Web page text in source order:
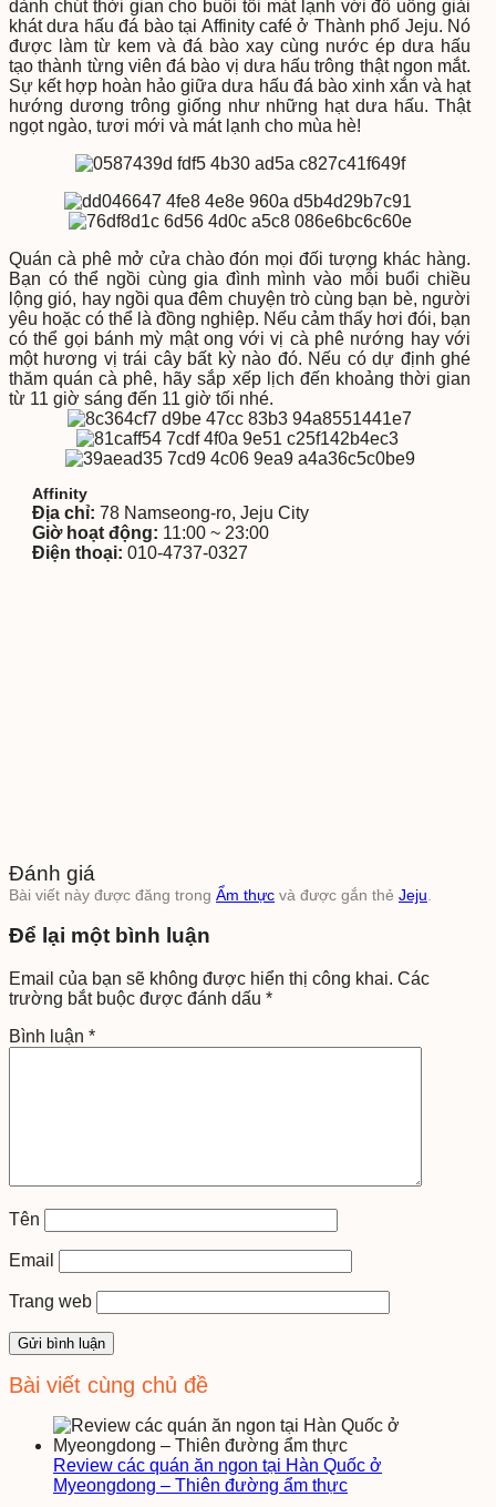
dành chút thời gian cho buổi tối mát lạnh với đồ uống giải
khát dưa hấu đá bào tại Affinity café ở Thành phố Jeju. Nó
được làm từ kem và đá bào xay cùng nước ép dưa hấu
tạo thành từng viên đá bào vị dưa hấu trông thật ngon mắt.
Sự kết hợp hoàn hảo giữa dưa hấu đá bào xinh xắn và hạt
hướng dương trông giống như những hạt dưa hấu. Thật
ngọt ngào, tươi mới và mát lạnh cho mùa hè!
Quán cà phê mở cửa chào đón mọi đối tượng khác hàng.
Bạn có thể ngồi cùng gia đình mình vào mỗi buổi chiều
lộng gió, hay ngồi qua đêm chuyện trò cùng bạn bè, người
yêu hoặc có thể là đồng nghiệp. Nếu cảm thấy hơi đói, bạn
có thể gọi bánh mỳ mật ong với vị cà phê nướng hay với
một hương vị trái cây bất kỳ nào đó. Nếu có dự định ghé
thăm quán cà phê, hãy sắp xếp lịch đến khoảng thời gian
từ 11 giờ sáng đến 11 giờ tối nhé.
Affinity
Địa chỉ: 78 Namseong-ro, Jeju City
Giờ hoạt động: 11:00 ~ 23:00
Điện thoại: 010-4737-0327
Đánh giá
Bài viết này được đăng trong Ẩm thực và được gắn thẻ Jeju
Để lại một bình luận
Email của bạn sẽ không được hiển thị công khai. Các
trường bắt buộc được đánh dấu *
Bình luận *
Tên
Email
Trang web
Bài viết cùng chủ đề
Review các quán ăn ngon tại Hàn Quốc ở
Myeongdong – Thiên đường ẩm thực